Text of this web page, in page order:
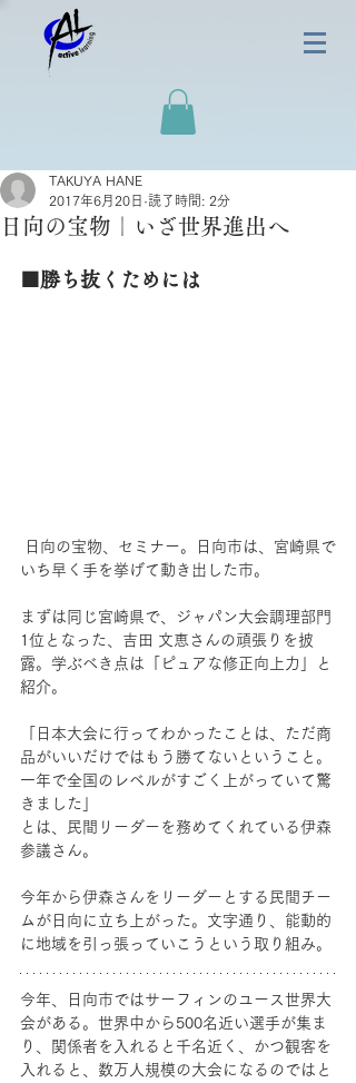
日向の宝物｜いざ世界進出へ
TAKUYA HANE
2017年6月20日 読了時間: 2分
■勝ち抜くためには
いち早く手を挙げて動き出した市。
まずは同じ宮崎県で、ジャパン大会調理部門
1位となった、吉田 文恵さんの頑張りを披
露。学ぶべき点は「ピュアな修正向上力」と
紹介。
「日本大会に行ってわかったことは、ただ商
品がいいだけではもう勝てないということ。
一年で全国のレベルがすごく上がっていて驚
きました」
とは、民間リーダーを務めてくれている伊森
参議さん。
今年から伊森さんをリーダーとする民間チー
ムが日向に立ち上がった。文字通り、能動的
に地域を引っ張っていこうという取り組み。
今年、日向市ではサーフィンのユース世界大
会がある。世界中から500名近い選手が集ま
り、関係者を入れると千名近く、かつ観客を
入れると、数万人規模の大会になるのではと